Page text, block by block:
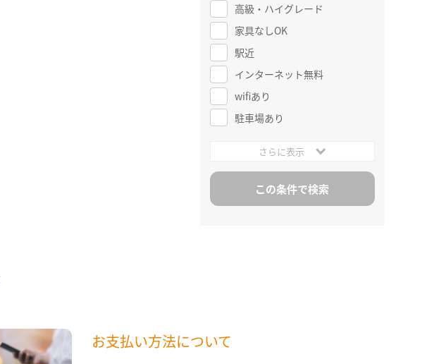
高級・ハイグレード
家具なしOK
駅近
インターネット無料
wifiあり
駐車場あり
さらに表示
お支払い方法について